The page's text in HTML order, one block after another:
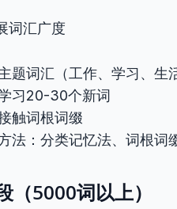
词汇广度
题词汇（工作、学习、生
习20-30个新词
触词根词缀
法：分类记忆法、词根词
（5000词以上）